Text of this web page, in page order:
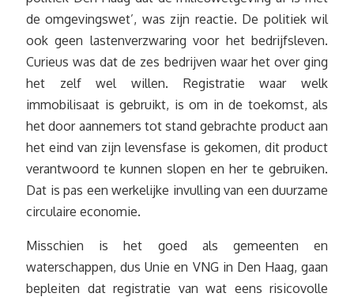
de omgevingswet’, was zijn reactie. De politiek wil
ook geen lastenverzwaring voor het bedrijfsleven.
Curieus was dat de zes bedrijven waar het over ging
het zelf wel willen. Registratie waar welk
immobilisaat is gebruikt, is om in de toekomst, als
het door aannemers tot stand gebrachte product aan
het eind van zijn levensfase is gekomen, dit product
verantwoord te kunnen slopen en her te gebruiken.
Dat is pas een werkelijke invulling van een duurzame
circulaire economie.
Misschien is het goed als gemeenten en
waterschappen, dus Unie en VNG in Den Haag, gaan
bepleiten dat registratie van wat eens risicovolle